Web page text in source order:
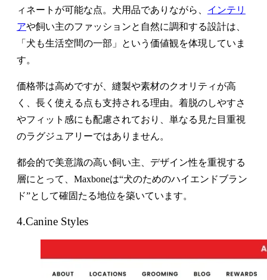
ィネートが可能な点。犬用品でありながら、 インテリ
アや飼い主のファッションと自然に調和する設計は、
「犬も生活空間の一部」という価値観を体現していま
す。
価格帯は高めですが、縫製や素材のクオリティが高
く、長く使える点も支持される理由。着脱のしやすさ
やフィット感にも配慮されており、単なる見た目重視
のラグジュアリーではありません。
都会的で美意識の高い飼い主、デザイン性を重視する
層にとって、Maxboneは“犬のためのハイエンドブラン
ド”として確固たる地位を築いています。
4.Canine Styles